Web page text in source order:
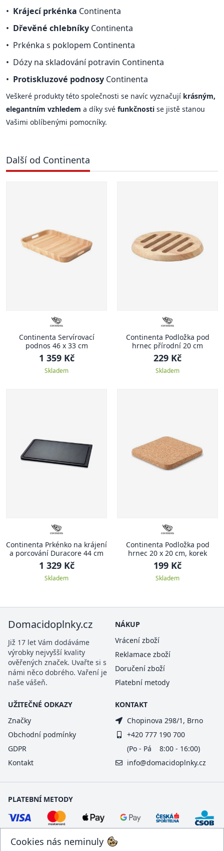
Krájecí prkénka Continenta
Dřevěné chlebníky Continenta
Prkénka s poklopem Continenta
Dózy na skladování potravin Continenta
Protiskluzové podnosy Continenta
Veškeré produkty této společnosti se navíc vyznačují krásným,
elegantním vzhledem a díky své funkčnosti se jistě stanou
Vašimi oblíbenými pomocníky.
Další od Continenta
Continenta Servírovací
podnos 46 x 33 cm
1 359 Kč
Skladem
Continenta Podložka pod
hrnec přírodní 20 cm
229 Kč
Skladem
Continenta Prkénko na krájení
a porcování Duracore 44 cm
1 329 Kč
Skladem
Continenta Podložka pod
hrnec 20 x 20 cm, korek
199 Kč
Skladem
Cookies nás neminuly
Domacidoplnky.cz
Již 17 let Vám dodáváme
výrobky nejvyšší kvality
ověřených značek. Uvařte si s
námi něco dobrého. Vaření je
naše vášeň.
NÁKUP
Vrácení zboží
Reklamace zboží
Doručení zboží
Platební metody
UŽITEČNÉ ODKAZY
Značky
Obchodní podmínky
GDPR
Kontakt
KONTAKT
Chopinova 298/1, Brno
+420 777 190 700
(Po - Pá 8:00 - 16:00)
info@domacidoplnky.cz
PLATEBNÍ METODY